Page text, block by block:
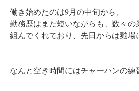
働き始めたのは9月の中旬から、
勤務歴はまだ短いながらも、数々の
組んでくれており、先日からは麺場
なんと空き時間にはチャーハンの練